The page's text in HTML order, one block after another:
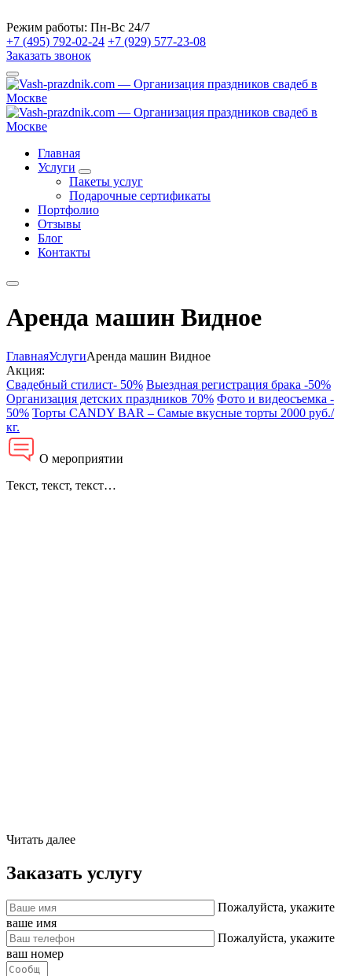
Режим работы: Пн-Вс 24/7
+7 (495) 792-02-24 +7 (929) 577-23-08
Заказать звонок
Главная
Услуги
Пакеты услуг
Подарочные сертификаты
Портфолио
Отзывы
Блог
Контакты
Аренда машин Видное
ГлавнаяУслугиАренда машин Видное
Акция:
Свадебный стилист- 50% Выездная регистрация брака -50%
Организация детских праздников 70% Фото и видеосъемка -
50% Торты CANDY BAR – Самые вкусные торты 2000 руб./
кг.
О мероприятии
Текст, текст, текст…
Читать далее
Заказать услугу
Пожалуйста, укажите
ваше имя
Пожалуйста, укажите
ваш номер